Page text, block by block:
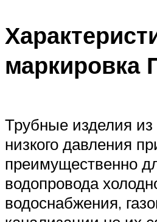
маркировка
Трубные изделия из
низкого давления
преимущественно
водопровода
водоснабжения,